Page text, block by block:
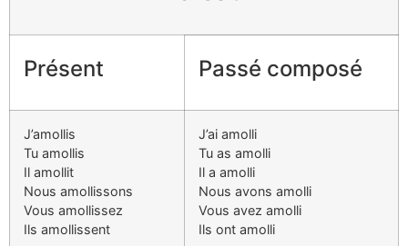
Présent Passé composé
J’amollis
Tu amollis
Il amollit
Nous amollissons
Vous amollissez
Ils amollissent
J’ai amolli
Tu as amolli
Il a amolli
Nous avons amolli
Vous avez amolli
Ils ont amolli